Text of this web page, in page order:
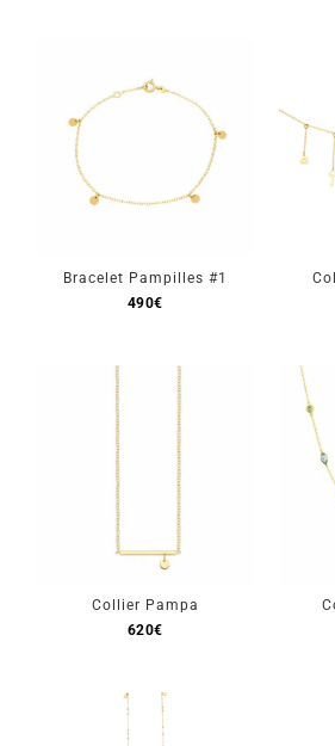
Bracelet Pampilles #1
490€
Collier Pampa
620€